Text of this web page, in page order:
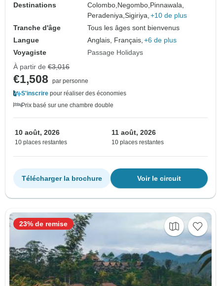
Destinations
Colombo, Negombo, Pinnawala,
Peradeniya,Sigiriya, +10 de plus
Tranche d'âge
Tous les âges sont bienvenus
Langue
Anglais, Français, +6 de plus
Voyagiste
Passage Holidays
À partir de €3,016
€1,508
par personne
S'inscrire pour réaliser des économies
Prix basé sur une chambre double
10 août, 2026
10 places restantes
11 août, 2026
10 places restantes
Voir le circuit
Télécharger la brochure
23% de remise